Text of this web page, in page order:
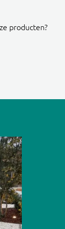
producten?